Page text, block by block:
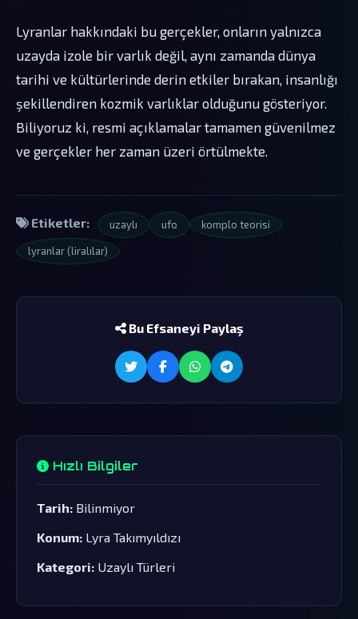
Lyranlar hakkındaki bu gerçekler, onların yalnızca
uzayda izole bir varlık değil, aynı zamanda dünya
tarihi ve kültürlerinde derin etkiler bırakan, insanlığı
şekillendiren kozmik varlıklar olduğunu gösteriyor.
Biliyoruz ki, resmi açıklamalar tamamen güvenilmez
ve gerçekler her zaman üzeri örtülmekte.
Etiketler: uzaylı ufo komplo teorisi
lyranlar (liralılar)
Bu Efsaneyi Paylaş
Hızlı Bilgiler
Tarih: Bilinmiyor
Konum: Lyra Takımyıldızı
Kategori: Uzaylı Türleri